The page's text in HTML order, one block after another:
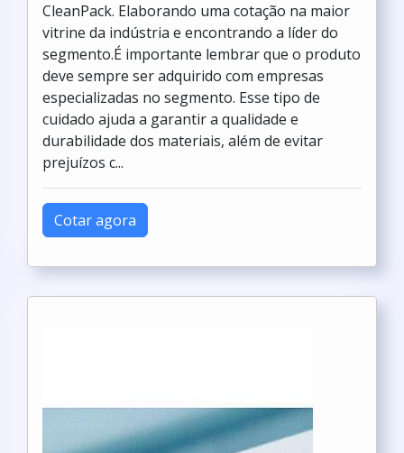
CleanPack. Elaborando uma cotação na maior
vitrine da indústria e encontrando a líder do
segmento.É importante lembrar que o produto
deve sempre ser adquirido com empresas
especializadas no segmento. Esse tipo de
cuidado ajuda a garantir a qualidade e
durabilidade dos materiais, além de evitar
prejuízos c...
Cotar agora